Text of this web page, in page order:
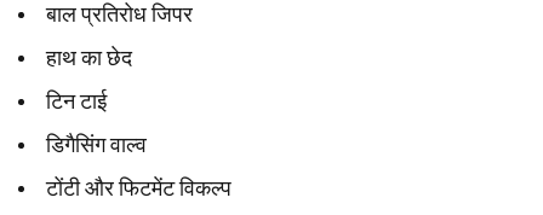
बाल प्रतिरोध जिपर
हाथ का छेद
टिन टाई
डिगैसिंग वाल्व
टोंटी और फिटमेंट विकल्प